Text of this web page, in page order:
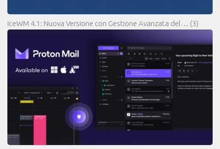
IceWM 4.1: Nuova Versione con Gestione Avanzata del… (3)